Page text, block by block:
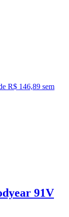
R$ 146,89 sem
91V